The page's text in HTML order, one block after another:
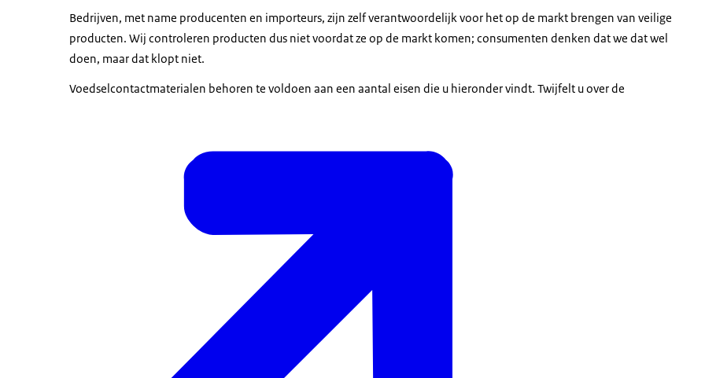
Bedrijven, met name producenten en importeurs, zijn zelf verantwoordelijk voor het op de markt brengen van veilige
producten. Wij controleren producten dus niet voordat ze op de markt komen; consumenten denken dat we dat wel
doen, maar dat klopt niet.
Voedselcontactmaterialen behoren te voldoen aan een aantal eisen die u hieronder vindt. Twijfelt u over de